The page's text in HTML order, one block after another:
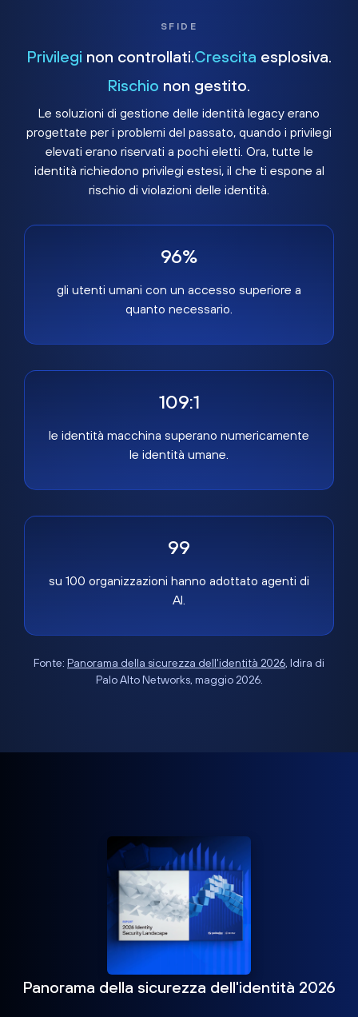
SFIDE
Privilegi non controllati. Crescita esplosiva.
Rischio non gestito.
Le soluzioni di gestione delle identità legacy erano
progettate per i problemi del passato, quando i privilegi
elevati erano riservati a pochi eletti. Ora, tutte le
identità richiedono privilegi estesi, il che ti espone al
rischio di violazioni delle identità.
96%
gli utenti umani con un accesso superiore a
quanto necessario.
109:1
le identità macchina superano numericamente
le identità umane.
99
su 100 organizzazioni hanno adottato agenti di
AI.
Fonte: Panorama della sicurezza dell'identità 2026, Idira di
Palo Alto Networks, maggio 2026.
Panorama della sicurezza dell'identità 2026